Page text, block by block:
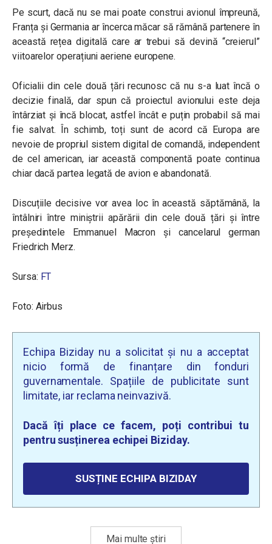
Pe scurt, dacă nu se mai poate construi avionul împreună,
Franța și Germania ar încerca măcar să rămână partenere în
această rețea digitală care ar trebui să devină “creierul”
viitoarelor operațiuni aeriene europene.
Oficialii din cele două țări recunosc că nu s-a luat încă o
decizie finală, dar spun că proiectul avionului este deja
întârziat și încă blocat, astfel încât e puțin probabil să mai
fie salvat. În schimb, toți sunt de acord că Europa are
nevoie de propriul sistem digital de comandă, independent
de cel american, iar această componentă poate continua
chiar dacă partea legată de avion e abandonată.
Discuțiile decisive vor avea loc în această săptămână, la
întâlniri între miniștrii apărării din cele două țări și între
președintele Emmanuel Macron și cancelarul german
Friedrich Merz.
Sursa: FT
Foto: Airbus
Echipa Biziday nu a solicitat și nu a acceptat
nicio formă de finanțare din fonduri
guvernamentale. Spațiile de publicitate sunt
limitate, iar reclama neinvazivă.
Dacă îți place ce facem, poți contribui tu
pentru susținerea echipei Biziday.
SUSȚINE ECHIPA BIZIDAY
Mai multe știri